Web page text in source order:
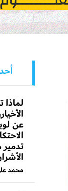
عن
محمد